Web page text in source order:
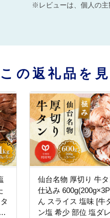
※レビューは、個人の主
この返礼品を
仙台名物 厚切り 牛
仕込み
ん スライス 塩味 [牛
ン塩 希少 部位 塩ダ